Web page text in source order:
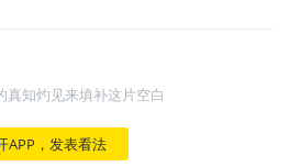
真知灼见来填补这片空白
APP，发表看法